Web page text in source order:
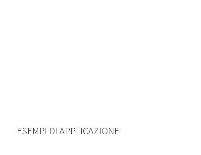
ESEMPI DI APPLICAZIONE